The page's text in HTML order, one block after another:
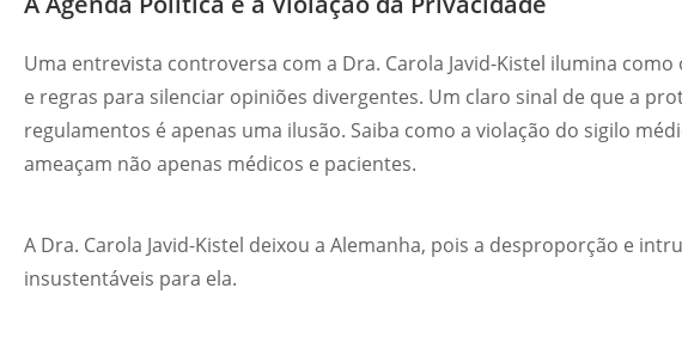
Uma entrevista controversa com a Dra. Carola Javid-Kistel ilumina
e regras para silenciar opiniões divergentes. Um claro sinal de que a
regulamentos é apenas uma ilusão. Saiba como a violação do sigilo
ameaçam não apenas médicos e pacientes.
A Dra. Carola Javid-Kistel deixou a Alemanha, pois a desproporção e
insustentáveis para ela.